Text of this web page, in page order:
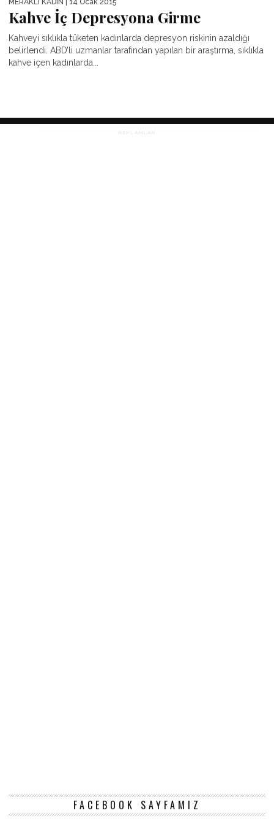
Kahve İç Depresyona Girme
Kahveyi sıklıkla tüketen kadınlarda depresyon riskinin azaldığı
belirlendi. ABD’li uzmanlar tarafından yapılan bir araştırma, sıklıkla
kahve içen kadınlarda...
REKLAMLAR
FACEBOOK SAYFAMIZ